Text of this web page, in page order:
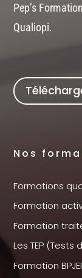
Pep’s
Qualiopi.
Nos
Formations
Formation
Formation
Les TEP (Tests
Formation